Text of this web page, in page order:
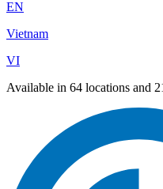
EN
Vietnam
VI
Available in 64 locations and